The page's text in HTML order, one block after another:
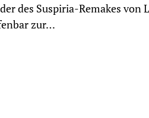
des Suspiria-Remakes von
zur…